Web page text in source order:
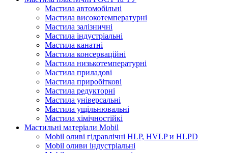
Мастила автомобільні
Мастила високотемпературні
Мастила залізничні
Мастила індустріальні
Мастила канатні
Мастила консерваційні
Мастила низькотемпературні
Мастила приладові
Мастила приробіткові
Мастила редукторні
Мастила універсальні
Мастила ущільнювальні
Мастила хімічностійкі
Мастильні матеріали Mobil
Mobil оливі гідравлічні HLP, HVLP и HLPD
Mobil оливи індустріальні